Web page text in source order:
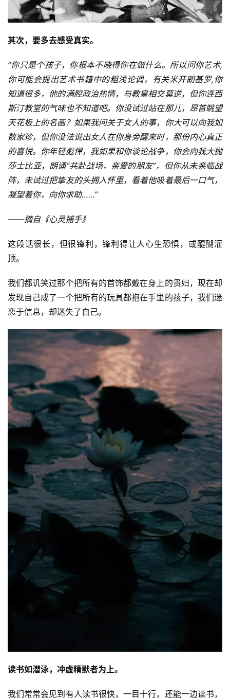
专
益
慈
善
佛
教
人
物
寺
院
视
频
纪
录
艺
政
策
法
声
登录 注册
其次，要多去感受真实。
“你只是个孩子，你根本不晓得你在做什么。所以问你艺术,
你可能会提出艺术书籍中的粗浅论调，有关米开朗基罗,你
知道很多，他的满腔政治热情，与教皇相交莫逆，但你连西
斯汀教堂的气味也不知道吧。你没试过站在那儿，昂首眺望
天花板上的名画？如果我问关于女人的事，你大可以向我如
数家珍，但你没法说出女人在你身旁醒来时，那份内心真正
的喜悦。你年轻彪悍，我如果和你谈论战争，你会向我大抛
莎士比亚，朗诵“共赴战场，亲爱的朋友”，但你从未亲临战
阵，未试过把挚友的头拥入怀里，看着他吸着最后一口气，
凝望着你，向你求助……”
——摘自《心灵捕手》
这段话很长，但很锋利，锋利得让人心生恐惧，或醍醐灌
顶。
我们都讥笑过那个把所有的首饰都戴在身上的贵妇，现在却
发现自己成了一个把所有的玩具都抱在手里的孩子，我们迷
恋于信息，却迷失了自己。
读书如潜泳，冲虚精默者为上。
我们常常会见到有人读书很快，一目十行，还能一边读书，